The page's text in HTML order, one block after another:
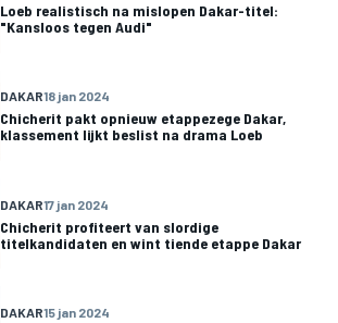
Loeb realistisch na mislopen Dakar-titel:
"Kansloos tegen Audi"
DAKAR18 jan 2024
Chicherit pakt opnieuw etappezege Dakar,
klassement lijkt beslist na drama Loeb
DAKAR17 jan 2024
Chicherit profiteert van slordige
titelkandidaten en wint tiende etappe Dakar
DAKAR15 jan 2024